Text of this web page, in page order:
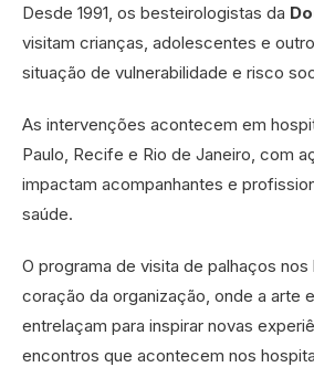
Desde 1991, os besteirologistas da
visitam crianças, adolescentes e
situação de vulnerabilidade e risco
As intervenções acontecem em
Paulo, Recife e Rio de Janeiro, com
impactam acompanhantes e
saúde.
O programa de visita de palhaços nos
coração da organização, onde a arte
entrelaçam para inspirar novas
encontros que acontecem nos